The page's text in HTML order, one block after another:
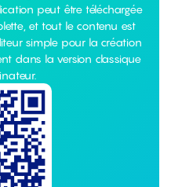
peut être téléchargée
et tout le contenu est
simple pour la création
dans la version classique